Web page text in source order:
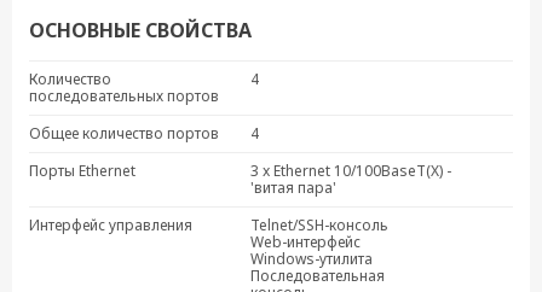
NPort S9450I-2S-ST-HV-T
NPort S9450I-HV-T
NPort S9450I-WV-T
ОСНОВНЫЕ СВОЙСТВА
Количество
последовательных портов
4
Общее количество портов
4
Порты Ethernet
3 x Ethernet 10/100BaseT(X) -
'витая пара'
Интерфейс управления
Telnet/SSH-консоль
Web-интерфейс
Windows-утилита
Последовательная